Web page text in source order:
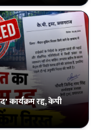
मिला अधिकार